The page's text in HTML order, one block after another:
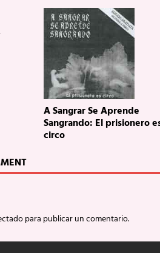
A Sangrar Se Aprende
Sangrando: El prisionero
circo
para publicar un comentario.